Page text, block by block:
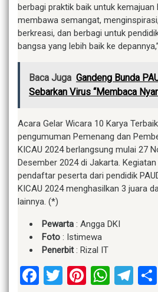
berbagi praktik baik untuk kemajuan
membawa semangat,
berkreasi, dan berbagi untuk
bangsa yang lebih baik ke
Baca Juga Gandeng Bunda
Sebarkan Virus “Membaca
Acara Gelar Wicara 10 Karya
pengumuman Pemenang dan
KICAU 2024 berlangsung mulai 27
Desember 2024 di Jakarta.
pendaftar peserta dari pendidik
KICAU 2024 menghasilkan 3 juara
lainnya. (*)
Pewarta : Angga DKI
Foto : Istimewa
Penerbit: Rizal IT
Facebook
Twitter
Pinterest